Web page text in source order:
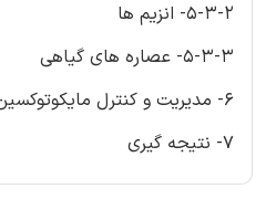
5-3-2- انزیم ها
5-3-3- عصاره های گیاهی
6- مدیریت و کنترل مایکوتوکسین
7- نتیجه گیری